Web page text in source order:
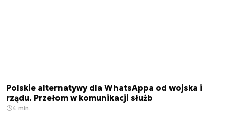
Polskie alternatywy dla WhatsAppa od wojska i
rządu. Przełom w komunikacji służb
4 min.